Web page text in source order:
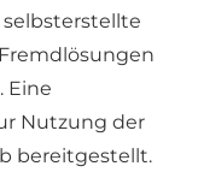
Eine
Nutzung der
bereitgestellt.